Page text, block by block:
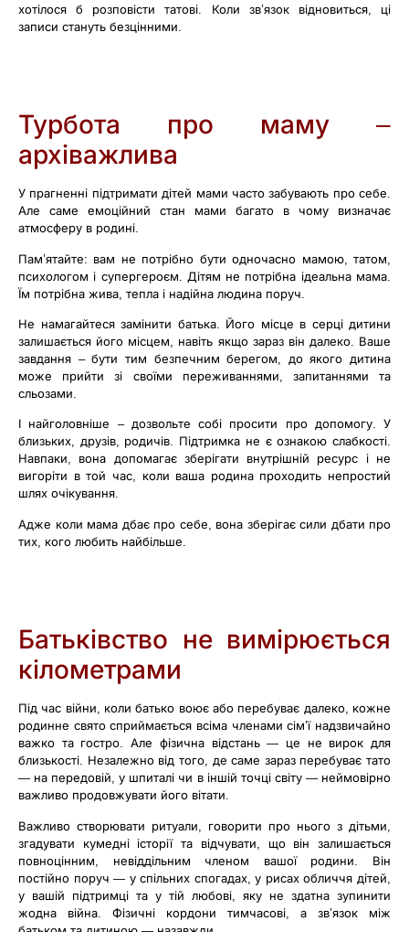
хотілося б розповісти татові. Коли зв’язок відновиться, ці
записи стануть безцінними.
Турбота про маму –
архіважлива
У прагненні підтримати дітей мами часто забувають про себе.
Але саме емоційний стан мами багато в чому визначає
атмосферу в родині.
Пам’ятайте: вам не потрібно бути одночасно мамою, татом,
психологом і супергероєм. Дітям не потрібна ідеальна мама.
Їм потрібна жива, тепла і надійна людина поруч.
Не намагайтеся замінити батька. Його місце в серці дитини
залишається його місцем, навіть якщо зараз він далеко. Ваше
завдання – бути тим безпечним берегом, до якого дитина
може прийти зі своїми переживаннями, запитаннями та
сльозами.
І найголовніше – дозвольте собі просити про допомогу. У
близьких, друзів, родичів. Підтримка не є ознакою слабкості.
Навпаки, вона допомагає зберігати внутрішній ресурс і не
вигоріти в той час, коли ваша родина проходить непростий
шлях очікування.
Адже коли мама дбає про себе, вона зберігає сили дбати про
тих, кого любить найбільше.
Батьківство не вимірюється
кілометрами
Під час війни, коли батько воює або перебуває далеко, кожне
родинне свято сприймається всіма членами сім’ї надзвичайно
важко та гостро. Але фізична відстань — це не вирок для
близькості. Незалежно від того, де саме зараз перебуває тато
— на передовій, у шпиталі чи в іншій точці світу — неймовірно
важливо продовжувати його вітати.
Важливо створювати ритуали, говорити про нього з дітьми,
згадувати кумедні історії та відчувати, що він залишається
повноцінним, невіддільним членом вашої родини. Він
постійно поруч — у спільних спогадах, у рисах обличчя дітей,
у вашій підтримці та у тій любові, яку не здатна зупинити
жодна війна. Фізичні кордони тимчасові, а зв’язок між